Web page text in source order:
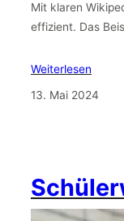
Mit klaren
effizient. Das
Weiterlesen
13. Mai 2024